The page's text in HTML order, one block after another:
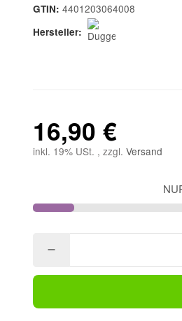
GTIN: 4401203064008
Hersteller:
16,90 €
inkl. 19% USt. , zzgl. Versand